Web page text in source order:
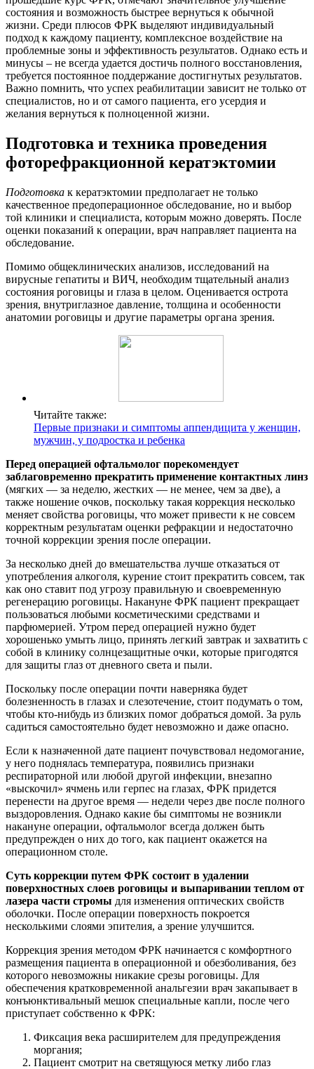
состояния и возможность быстрее вернуться к обычной
жизни. Среди плюсов ФРК выделяют индивидуальный
подход к каждому пациенту, комплексное воздействие на
проблемные зоны и эффективность результатов. Однако есть и
минусы – не всегда удается достичь полного восстановления,
требуется постоянное поддержание достигнутых результатов.
Важно помнить, что успех реабилитации зависит не только от
специалистов, но и от самого пациента, его усердия и
желания вернуться к полноценной жизни.
Подготовка и техника проведения
фоторефракционной кератэктомии
Подготовка к кератэктомии предполагает не только
качественное предоперационное обследование, но и выбор
той клиники и специалиста, которым можно доверять. После
оценки показаний к операции, врач направляет пациента на
обследование.
Помимо общеклинических анализов, исследований на
вирусные гепатиты и ВИЧ, необходим тщательный анализ
состояния роговицы и глаза в целом. Оценивается острота
зрения, внутриглазное давление, толщина и особенности
анатомии роговицы и другие параметры органа зрения.
Читайте также:
Первые признаки и симптомы аппендицита у женщин,
мужчин, у подростка и ребенка
Перед операцией офтальмолог порекомендует
заблаговременно прекратить применение контактных линз
(мягких — за неделю, жестких — не менее, чем за две), а
также ношение очков, поскольку такая коррекция несколько
меняет свойства роговицы, что может привести к не совсем
корректным результатам оценки рефракции и недостаточно
точной коррекции зрения после операции.
За несколько дней до вмешательства лучше отказаться от
употребления алкоголя, курение стоит прекратить совсем, так
как оно ставит под угрозу правильную и своевременную
регенерацию роговицы. Накануне ФРК пациент прекращает
пользоваться любыми косметическими средствами и
парфюмерией. Утром перед операцией нужно будет
хорошенько умыть лицо, принять легкий завтрак и захватить с
собой в клинику солнцезащитные очки, которые пригодятся
для защиты глаз от дневного света и пыли.
Поскольку после операции почти наверняка будет
болезненность в глазах и слезотечение, стоит подумать о том,
чтобы кто-нибудь из близких помог добраться домой. За руль
садиться самостоятельно будет невозможно и даже опасно.
Если к назначенной дате пациент почувствовал недомогание,
у него поднялась температура, появились признаки
респираторной или любой другой инфекции, внезапно
«выскочил» ячмень или герпес на глазах, ФРК придется
перенести на другое время — недели через две после полного
выздоровления. Однако какие бы симптомы не возникли
накануне операции, офтальмолог всегда должен быть
предупрежден о них до того, как пациент окажется на
операционном столе.
Суть коррекции путем ФРК состоит в удалении
поверхностных слоев роговицы и выпаривании теплом от
лазера части стромы для изменения оптических свойств
оболочки. После операции поверхность покроется
несколькими слоями эпителия, а зрение улучшится.
Коррекция зрения методом ФРК начинается с комфортного
размещения пациента в операционной и обезболивания, без
которого невозможны никакие срезы роговицы. Для
обеспечения кратковременной анальгезии врач закапывает в
конъюнктивальный мешок специальные капли, после чего
приступает собственно к ФРК:
Фиксация века расширителем для предупреждения
моргания;
Пациент смотрит на светящуюся метку либо глаз